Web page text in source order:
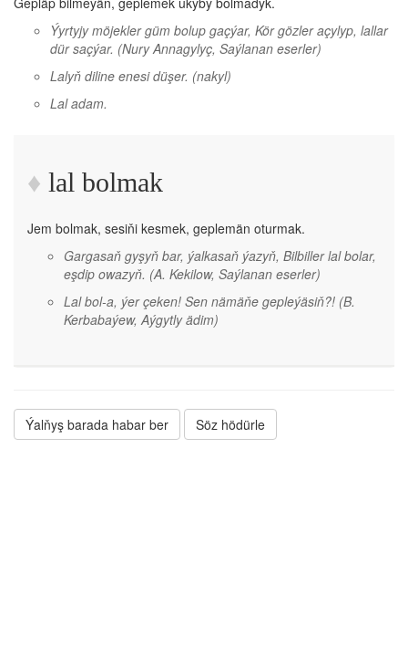
Ýyrtyjy möjekler güm bolup gaçýar, Kör gözler açylyp, lallar
dür saçýar. (Nury Annagylyç, Saýlanan eserler)
Lalyň diline enesi düşer. (nakyl)
Lal adam.
lal bolmak
Jem bolmak, sesiňi kesmek, geplemän oturmak.
Gargasaň gyşyň bar, ýalkasaň ýazyň, Bilbiller lal bolar,
eşdip owazyň. (A. Kekilow, Saýlanan eserler)
Lal bol-a, ýer çeken! Sen nämäňe gepleýäsiň?! (B.
Kerbabaýew, Aýgytly ädim)
Ýalňyş barada habar ber Söz hödürle